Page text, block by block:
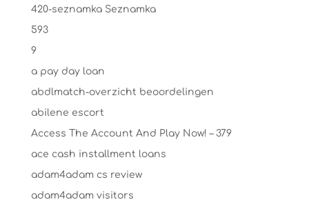
420-seznamka Seznamka
593
9
a pay day loan
abdlmatch-overzicht beoordelingen
abilene escort
Access The Account And Play Now! – 379
ace cash installment loans
adam4adam cs review
adam4adam visitors